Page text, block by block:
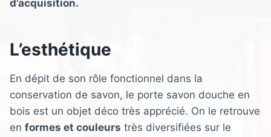
d’acquisition.
L’esthétique
En dépit de son rôle fonctionnel dans la
conservation de savon, le porte savon douche en
bois est un objet déco très apprécié. On le retrouve
en formes et couleurs très diversifiées sur le